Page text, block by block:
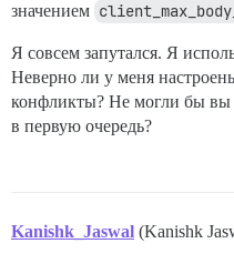
значением
Я совсем запутался. Я
Неверно ли у меня
конфликты? Не могли бы вы
в первую очередь?
Kanishk_Jaswal (Kanishk